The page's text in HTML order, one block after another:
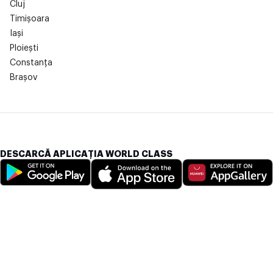
Cluj
Timișoara
Iași
Ploiești
Constanța
Brașov
DESCARCĂ APLICAȚIA WORLD CLASS